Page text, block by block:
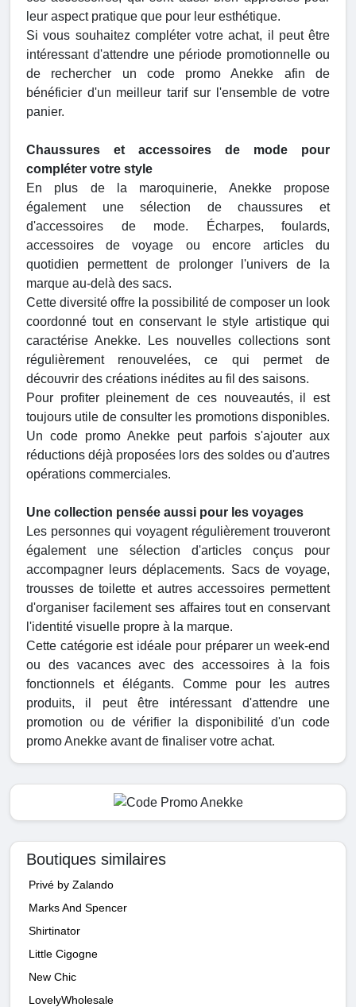
leur aspect pratique que pour leur esthétique.
Si vous souhaitez compléter votre achat, il peut être
intéressant d'attendre une période promotionnelle ou
de rechercher un code promo Anekke afin de
bénéficier d'un meilleur tarif sur l'ensemble de votre
panier.
Chaussures et accessoires de mode pour
compléter votre style
En plus de la maroquinerie, Anekke propose
également une sélection de chaussures et
d'accessoires de mode. Écharpes, foulards,
accessoires de voyage ou encore articles du
quotidien permettent de prolonger l'univers de la
marque au-delà des sacs.
Cette diversité offre la possibilité de composer un look
coordonné tout en conservant le style artistique qui
caractérise Anekke. Les nouvelles collections sont
régulièrement renouvelées, ce qui permet de
découvrir des créations inédites au fil des saisons.
Pour profiter pleinement de ces nouveautés, il est
toujours utile de consulter les promotions disponibles.
Un code promo Anekke peut parfois s'ajouter aux
réductions déjà proposées lors des soldes ou d'autres
opérations commerciales.
Une collection pensée aussi pour les voyages
Les personnes qui voyagent régulièrement trouveront
également une sélection d'articles conçus pour
accompagner leurs déplacements. Sacs de voyage,
trousses de toilette et autres accessoires permettent
d'organiser facilement ses affaires tout en conservant
l'identité visuelle propre à la marque.
Cette catégorie est idéale pour préparer un week-end
ou des vacances avec des accessoires à la fois
fonctionnels et élégants. Comme pour les autres
produits, il peut être intéressant d'attendre une
promotion ou de vérifier la disponibilité d'un code
promo Anekke avant de finaliser votre achat.
Boutiques similaires
Privé by Zalando
Marks And Spencer
Shirtinator
Little Cigogne
New Chic
LovelyWholesale